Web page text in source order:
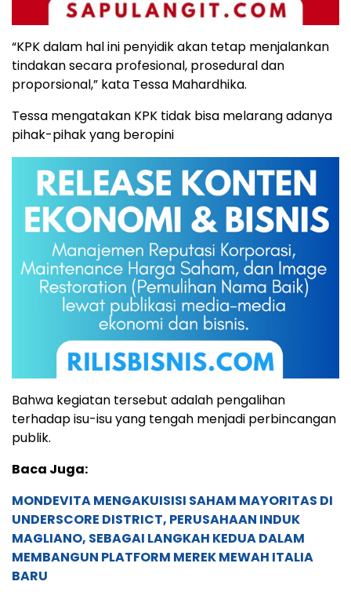
“KPK dalam hal ini penyidik akan tetap menjalankan
tindakan secara profesional, prosedural dan
proporsional,” kata Tessa Mahardhika.
Tessa mengatakan KPK tidak bisa melarang adanya
pihak-pihak yang beropini
Bahwa kegiatan tersebut adalah pengalihan
terhadap isu-isu yang tengah menjadi perbincangan
publik.
Baca Juga:
MONDEVITA MENGAKUISISI SAHAM MAYORITAS DI
UNDERSCORE DISTRICT, PERUSAHAAN INDUK
MAGLIANO, SEBAGAI LANGKAH KEDUA DALAM
MEMBANGUN PLATFORM MEREK MEWAH ITALIA
BARU